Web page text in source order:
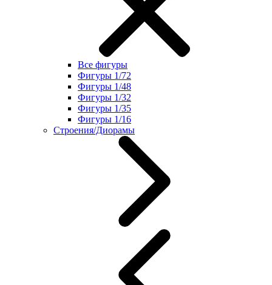
Все фигуры
Фигуры 1/72
Фигуры 1/48
Фигуры 1/32
Фигуры 1/35
Фигуры 1/16
Строения/Диорамы